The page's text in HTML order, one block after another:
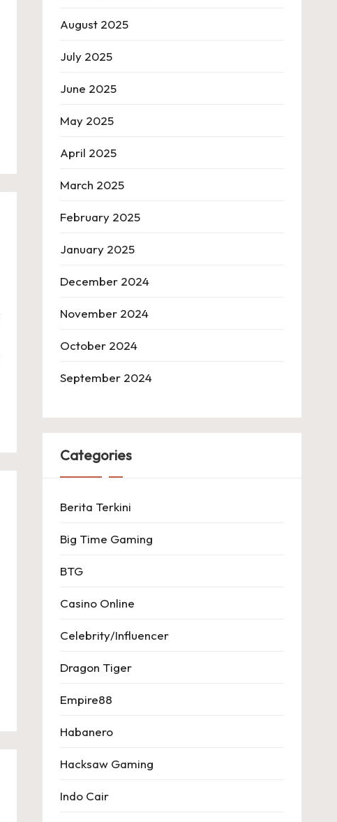
August 2025
July 2025
June 2025
May 2025
April 2025
March 2025
February 2025
January 2025
December 2024
November 2024
October 2024
September 2024
Categories
Berita Terkini
Big Time Gaming
BTG
Casino Online
Celebrity/Influencer
Dragon Tiger
Empire88
Habanero
Hacksaw Gaming
Indo Cair